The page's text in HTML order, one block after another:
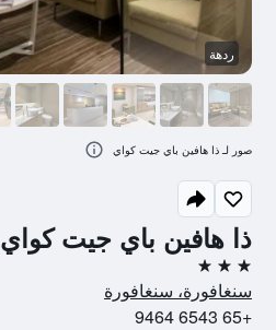
ذا هافين باي جيت كواي
3 نجوم
سنغافورة، سنغافورة
+65 6543 9464
ردهة
صور لـ ذا هافين باي جيت كواي